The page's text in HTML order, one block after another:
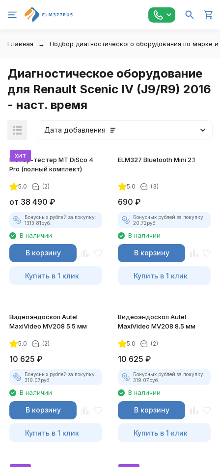
Главная Подбор диагностического оборудования по марке
Диагностическое оборудование
для Renault Scenic IV (J9/R9) 2016
- наст. время
Дата добавления
хит
Мотор-тестер MT DiSco 4
Pro (полный комплект)
5.0 (2)
от 38 490 ₽
Бонусных рублей за покупку:
1313.81руб.
В наличии
В корзину
Купить в 1 клик
ELM327 Bluetooth Mini 2.1
5.0 (3)
690 ₽
Бонусных рублей за покупку:
20.72руб.
В наличии
В корзину
Купить в 1 клик
Видеоэндоскоп Autel
MaxiVideo MV208 5.5 мм
5.0 (2)
10 625 ₽
Бонусных рублей за покупку:
319.07руб.
В наличии
В корзину
Купить в 1 клик
Видеоэндоскоп Autel
MaxiVideo MV208 8.5 мм
5.0 (2)
10 625 ₽
Бонусных рублей за покупку:
319.07руб.
В наличии
В корзину
Купить в 1 клик